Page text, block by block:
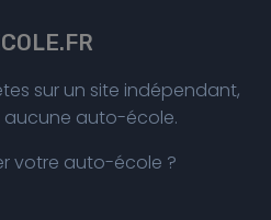
sur un site indépendant,
aucune auto-école.
votre auto-école ?